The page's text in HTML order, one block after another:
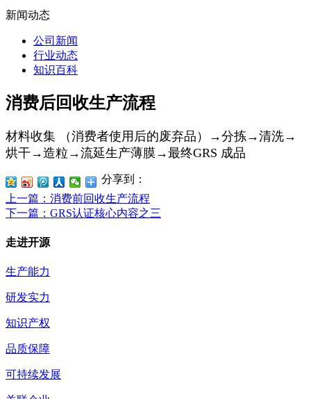
新闻动态
公司新闻
行业动态
知识百科
消费后回收生产流程
材料收集 （消费者使用后的废弃品）→分拣→清洗→
烘干→造粒→流延生产薄膜→最终GRS 成品
分享到：
上一篇 ：消费前回收生产流程
下一篇 ：GRS认证核心内容之三
走进开源
生产能力
研发实力
知识产权
品质保障
可持续发展